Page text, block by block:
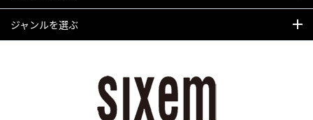
ジャンルを選ぶ